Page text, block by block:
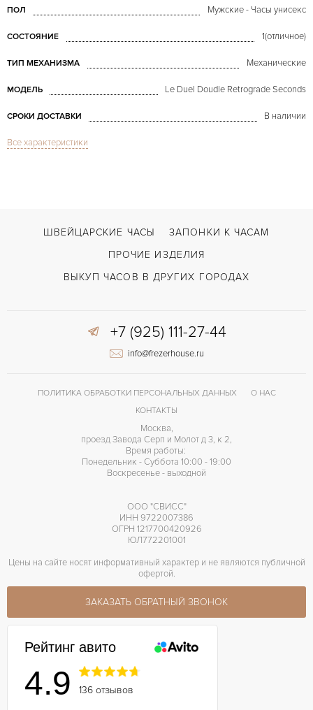
ПОЛ Мужские - Часы унисекс
СОСТОЯНИЕ 1(отличное)
ТИП МЕХАНИЗМА Механические
МОДЕЛЬ Le Duel Doudle Retrograde Seconds
СРОКИ ДОСТАВКИ В наличии
ЦВЕТ БРАСЛЕТА
Все характеристики
ШВЕЙЦАРСКИЕ ЧАСЫ
ЗАПОНКИ К ЧАСАМ
ПРОЧИЕ ИЗДЕЛИЯ
ВЫКУП ЧАСОВ В ДРУГИХ ГОРОДАХ
+7 (925) 111-27-44
info@frezerhouse.ru
ПОЛИТИКА ОБРАБОТКИ ПЕРСОНАЛЬНЫХ ДАННЫХ
О НАС
КОНТАКТЫ
Москва,
проезд Завода Серп и Молот д 3, к 2,
Время работы:
Понедельник - Суббота 10:00 - 19:00
Воскресенье - выходной
ООО "СВИСС"
ИНН 9722007386
ОГРН 1217700420926
ЮЛ772201001
Цены на сайте носят информативный характер и не являются публичной
офертой.
ЗАКАЗАТЬ ОБРАТНЫЙ ЗВОНОК
Рейтинг авито
4.9 136 отзывов